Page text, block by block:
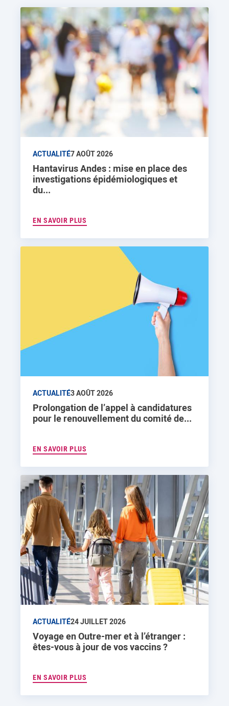
ACTUALITÉ7 AOÛT 2026
Hantavirus Andes : mise en place des
investigations épidémiologiques et
du...
EN SAVOIR PLUS
ACTUALITÉ3 AOÛT 2026
Prolongation de l’appel à candidatures
pour le renouvellement du comité de...
EN SAVOIR PLUS
ACTUALITÉ24 JUILLET 2026
Voyage en Outre-mer et à l’étranger :
êtes-vous à jour de vos vaccins ?
EN SAVOIR PLUS